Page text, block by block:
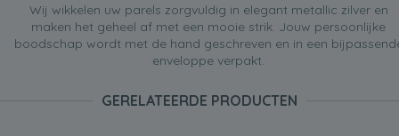
Wij wikkelen uw parels zorgvuldig in elegant metallic zilver en
maken het geheel af met een mooie strik. Jouw persoonlijke
boodschap wordt met de hand geschreven en in een
enveloppe verpakt.
GERELATEERDE PRODUCTEN